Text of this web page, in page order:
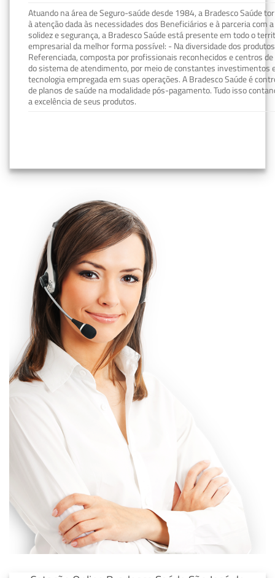
Atuando na área de Seguro-saúde desde 1984, a Bradesco Saúde
à atenção dada às necessidades dos Beneficiários e à parceria com
solidez e segurança, a Bradesco Saúde está presente em todo o
empresarial da melhor forma possível: - Na diversidade dos
Referenciada, composta por profissionais reconhecidos e centros
do sistema de atendimento, por meio de constantes investimentos
tecnologia empregada em suas operações. A Bradesco Saúde é
de planos de saúde na modalidade pós-pagamento. Tudo isso
a excelência de seus produtos.